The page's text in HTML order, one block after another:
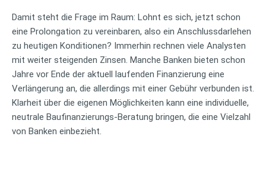
Damit steht die Frage im Raum: Lohnt es sich, jetzt schon
eine Prolongation zu vereinbaren, also ein Anschlussdarlehen
zu heutigen Konditionen? Immerhin rechnen viele Analysten
mit weiter steigenden Zinsen. Manche Banken bieten schon
Jahre vor Ende der aktuell laufenden Finanzierung eine
Verlängerung an, die allerdings mit einer Gebühr verbunden ist.
Klarheit über die eigenen Möglichkeiten kann eine individuelle,
neutrale Baufinanzierungs-Beratung bringen, die eine Vielzahl
von Banken einbezieht.